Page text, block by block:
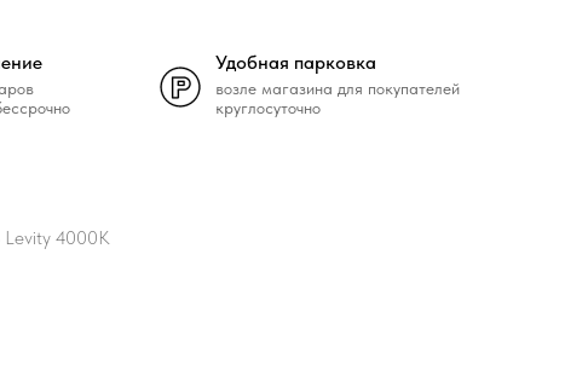
возле магазина для покупателей
круглосуточно
Удобная парковка
Levity 4000К